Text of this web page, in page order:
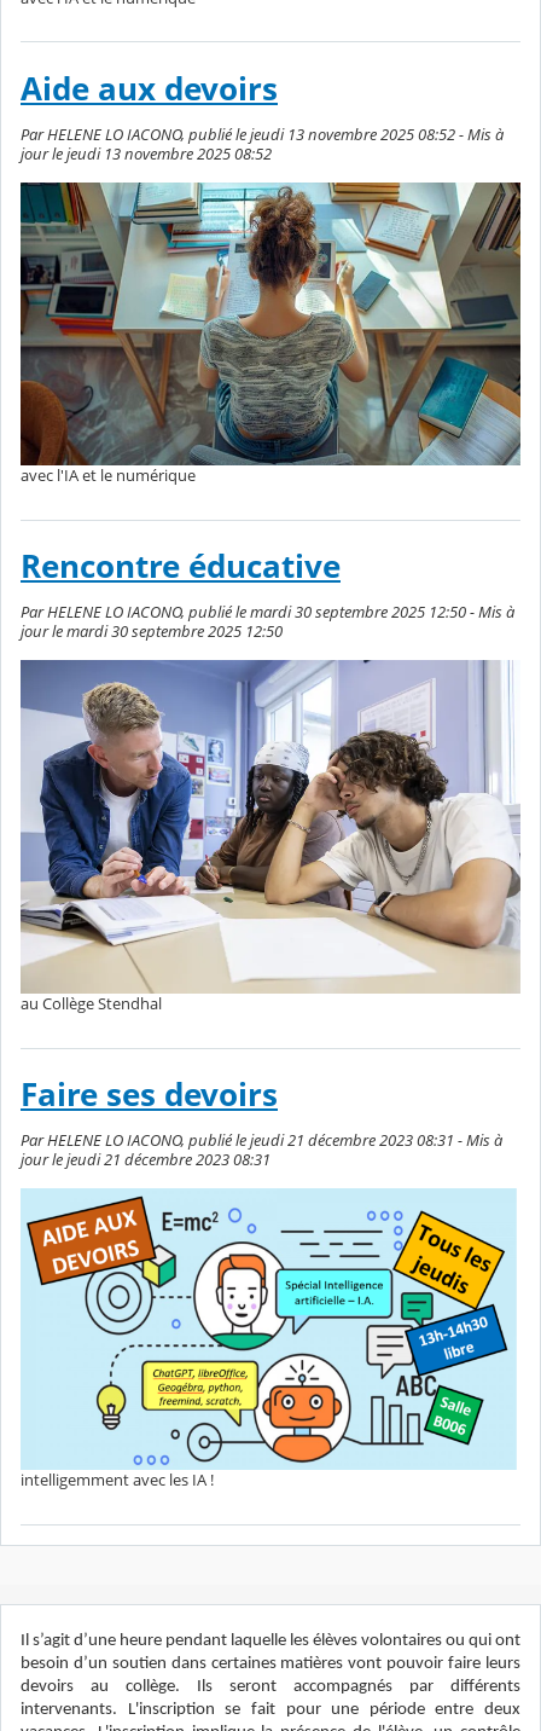
Aide aux devoirs
Par HELENE LO IACONO, publié le jeudi 13 novembre 2025 08:52 - Mis à
jour le jeudi 13 novembre 2025 08:52
avec l'IA et le numérique
Rencontre éducative
Par HELENE LO IACONO, publié le mardi 30 septembre 2025 12:50 - Mis à
jour le mardi 30 septembre 2025 12:50
au Collège Stendhal
Faire ses devoirs
Par HELENE LO IACONO, publié le jeudi 21 décembre 2023 08:31 - Mis à
jour le jeudi 21 décembre 2023 08:31
intelligemment avec les IA !
Il s’agit d’une heure pendant laquelle les élèves volontaires ou qui ont
besoin d’un soutien dans certaines matières vont pouvoir faire leurs
devoirs au collège. Ils seront accompagnés par différents
intervenants. L'inscription se fait pour une période entre deux